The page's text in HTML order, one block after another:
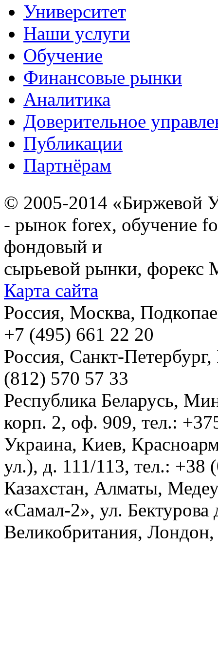
Университет
Наши услуги
Обучение
Финансовые рынки
Аналитика
Доверительное
Публикации
Партнёрам
© 2005-2014 «Биржевой
- рынок forex, обучение
фондовый и
сырьевой рынки, форекс
Карта сайта
Россия, Москва,
+7 (495) 661 22 20
Россия, Санкт-
(812) 570 57 33
Республика Беларусь,
корп. 2, оф. 909, тел.:
Украина, Киев,
ул.), д. 111/113, тел.: +38
Казахстан, Алматы,
«Самал-2», ул.
Великобритания,